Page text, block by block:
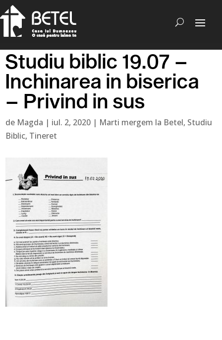
Studiu biblic 19.07 –
Inchinarea in biserica
– Privind in sus
de Magda | iul. 2, 2020 | Marti mergem la Betel, Studiu
Biblic, Tineret